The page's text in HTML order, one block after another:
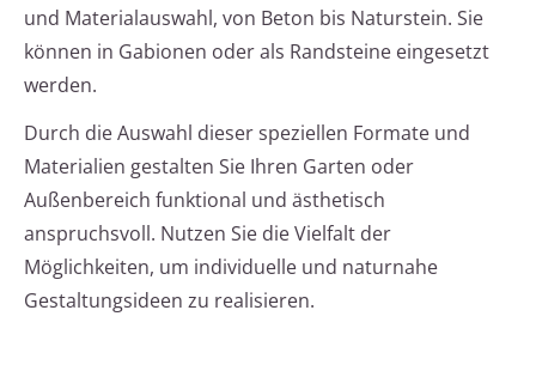
und Materialauswahl, von Beton bis Naturstein. Sie
können in Gabionen oder als Randsteine eingesetzt
werden.
Durch die Auswahl dieser speziellen Formate und
Materialien gestalten Sie Ihren Garten oder
Außenbereich funktional und ästhetisch
anspruchsvoll. Nutzen Sie die Vielfalt der
Möglichkeiten, um individuelle und naturnahe
Gestaltungsideen zu realisieren.